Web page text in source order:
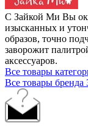
С Зайкой Ми Вы
изысканных и
образов, точно
заворожит
аксессуаров.
Все товары
Все товары